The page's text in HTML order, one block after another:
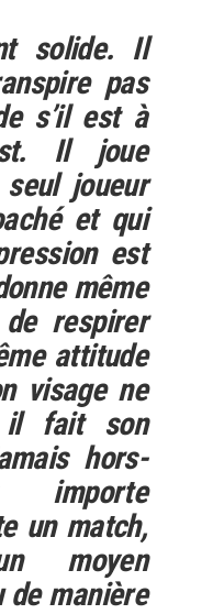
solide. Il
pas
s’il est à
Il joue
joueur
et qui
est
même
de respirer
attitude
visage ne
il fait son
hors-
importe
un match,
moyen
de manière